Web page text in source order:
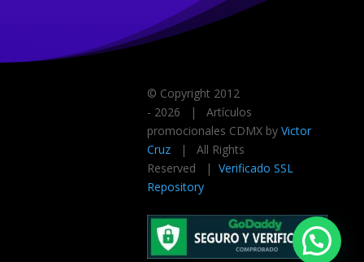
© Copyright 2012
- 2026 | Artículos
promocionales CDMX by Victor
Cruz| All Rights
Reserved | Verificado SSL
Repository